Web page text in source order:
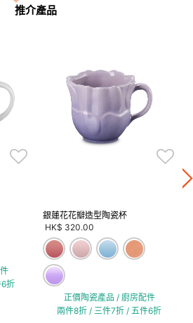
推介產品
折
銀蓮花花瓣造型陶瓷杯
HK$ 320.00
正價陶瓷產品 / 廚房配件
兩件8折 / 三件7折 / 五件6折